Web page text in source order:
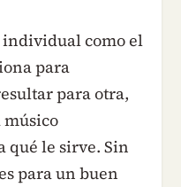
como el
para
para otra,
qué le sirve. Sin
para un buen